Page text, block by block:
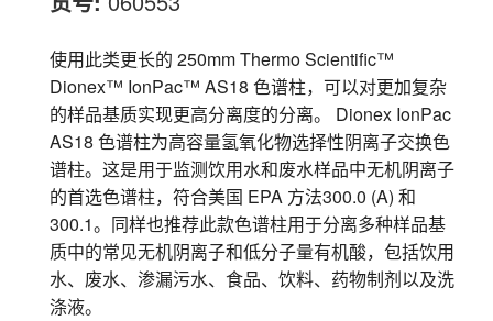
使用此类更长的 250mm Thermo Scientific™
Dionex™ IonPac™ AS18 色谱柱，可以对更加复杂
的样品基质实现更高分离度的分离。 Dionex IonPac
AS18 色谱柱为高容量氢氧化物选择性阴离子交换色
谱柱。这是用于监测饮用水和废水样品中无机阴离子
的首选色谱柱，符合美国 EPA 方法300.0 (A) 和
300.1。同样也推荐此款色谱柱用于分离多种样品基
质中的常见无机阴离子和低分子量有机酸，包括饮用
水、废水、渗漏污水、食品、饮料、药物制剂以及洗
涤液。